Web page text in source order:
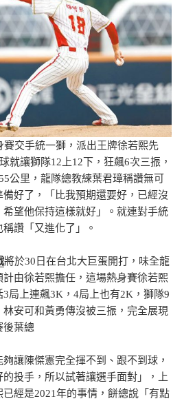
賽交手統一獅，派出王牌徐若熙先
就讓獅隊12上12下，狂飆6次三振，
公里，龍隊總教練葉君璋稱讚無可
好了，「比我預期還要好，已經沒
望他保持這樣就好」。就連對手統
讚「又進化了」。
將於30日在台北大巨蛋開打，味全龍
計由徐若熙擔任，這場熱身賽徐若熙
局上連飆3K，4局上也有2K，獅隊9
安可和黃勇傳沒被三振，完全展現
後葉總
讓陳傑憲完全揮不到、跟不到球，
投手，所以試著讓選手面對」，上
經是2021年的事情，餅總說「有點